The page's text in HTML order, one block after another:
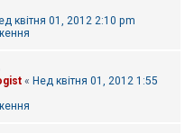
квітня 01, 2012 2:10 pm
« Нед квітня 01, 2012 1:55